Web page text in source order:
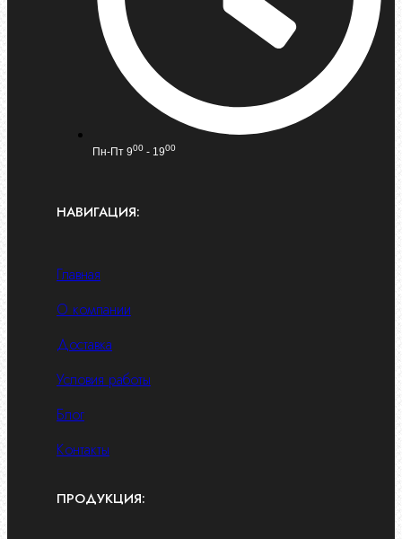
Пн-Пт 900 - 1900
НАВИГАЦИЯ:
Главная
О компании
Доставка
Условия работы
Блог
Контакты
ПРОДУКЦИЯ: